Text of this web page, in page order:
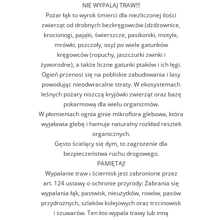
NIE WYPALAJ TRAW!!!
Pożar łąk to wyrok śmierci dla niezliczonej ilości
zwierząt od drobnych bezkręgowców (dżdżownice,
krocionogi, pająki, świerszcze, pasikoniki, motyle,
mrówki, pszczoły, osy) po wiele gatunków
kręgowców (ropuchy, jaszczurki zwinki i
żyworodne), a także liczne gatunki ptaków i ich lęgi.
Ogień przenosi się na pobliskie zabudowania i lasy
powodując nieodwracalne straty. W ekosystemach
leśnych pożary niszczą kryjówki zwierząt oraz bazę
pokarmową dla wielu organizmów.
W płomieniach ognia ginie mikroflora glebowa, która
wyjaławia glebę i hamuje naturalny rozkład resztek
organicznych.
Gęsto ścielący się dym, to zagrożenie dla
bezpieczeństwa ruchu drogowego.
PAMIĘTAJ!
Wypalanie traw i ściernisk jest zabronione przez
art. 124 ustawy o ochronie przyrody: Zabrania się
wypalania łąk, pastwisk, nieużytków, rowów, pasów
przydrożnych, szlaków kolejowych oraz trzcinowisk
i szuwarów. Ten kto wypala trawy lub inną